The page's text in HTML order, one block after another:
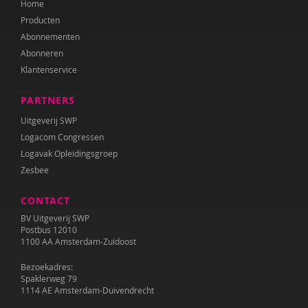
Annet Weterings
Iris Wierdsma
Merel van der Wouden
Home
Producten
Abonnementen
Abonneren
Klantenservice
PARTNERS
Uitgeverij SWP
Logacom Congressen
Logavak Opleidingsgroep
Zesbee
CONTACT
BV Uitgeverij SWP
Postbus 12010
1100 AA Amsterdam-Zuidoost
Bezoekadres:
Spaklerweg 79
1114 AE Amsterdam-Duivendrecht